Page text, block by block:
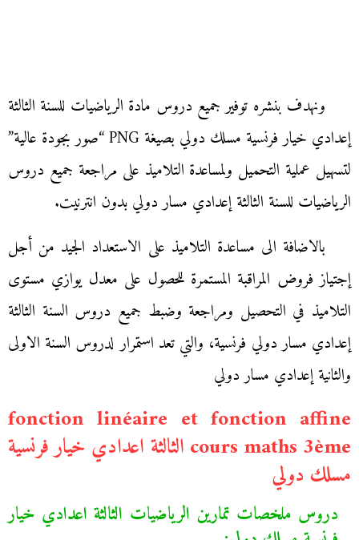
ونهدف بنشره توفير جميع دروس مادة الرياضيات للسنة الثالثة
إعدادي خيار فرنسية مسلك دولي بصيغة PNG “صور بجودة عالية”
لتسهيل عملية التحميل ولمساعدة التلاميذ على مراجعة جميع دروس
الرياضيات للسنة الثالثة إعدادي مسار دولي بدون انترنيت.
بالاضافة الى مساعدة التلاميذ على الاستعداد الجيد من أجل
إجتياز فروض المراقبة المستمرة للحصول على معدل يوازي مستوى
التلاميذ في التحصيل ومراجعة وضبط جميع دروس السنة الثالثة
إعدادي مسار دولي فرنسية، والتي تعد استمرار لدروس السنة الاولى
والثانية إعدادي مسار دولي
fonction linéaire et fonction affine
cours maths 3ème الثالثة اعدادي خيار فرنسية
مسلك دولي
دروس ملخصات تمارين الرياضيات الثالثة اعدادي خيار